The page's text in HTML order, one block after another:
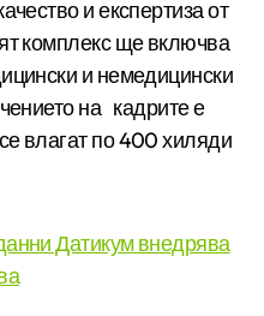
и експертиза от
комплекс ще включва
и немедицински
на кадрите е
влагат по 400 хиляди
Датикум внедрява